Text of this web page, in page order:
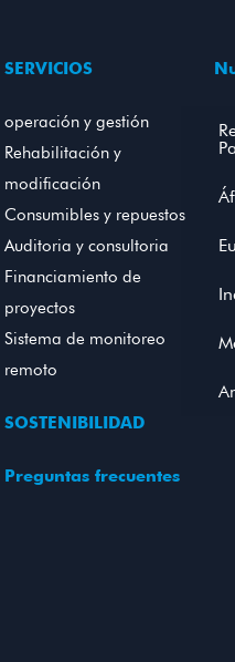
SERVICIOS
operación y gestión
Rehabilitación y
modificación
Consumibles y repuestos
Auditoria y consultoria
Financiamiento de
proyectos
Sistema de monitoreo
remoto
SOSTENIBILIDAD
Preguntas frecuentes